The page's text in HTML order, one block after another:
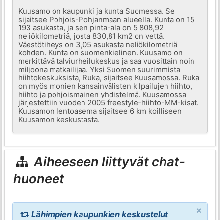
Kuusamo on kaupunki ja kunta Suomessa. Se
sijaitsee Pohjois-Pohjanmaan alueella. Kunta on 15
193 asukasta, ja sen pinta-ala on 5 808,92
neliökilometriä, josta 830,81 km2 on vettä.
Väestötiheys on 3,05 asukasta neliökilometriä
kohden. Kunta on suomenkielinen. Kuusamo on
merkittävä talviurheilukeskus ja saa vuosittain noin
miljoona matkailijaa. Yksi Suomen suurimmista
hiihtokeskuksista, Ruka, sijaitsee Kuusamossa. Ruka
on myös monien kansainvälisten kilpailujen hiihto,
hiihto ja pohjoismainen yhdistelmä. Kuusamossa
järjestettiin vuoden 2005 freestyle-hiihto-MM-kisat.
Kuusamon lentoasema sijaitsee 6 km koilliseen
Kuusamon keskustasta.
Aiheeseen liittyvät chat-
huoneet
×
Lähimpien kaupunkien keskustelut